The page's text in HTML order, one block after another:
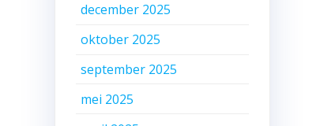
december 2025
oktober 2025
september 2025
mei 2025